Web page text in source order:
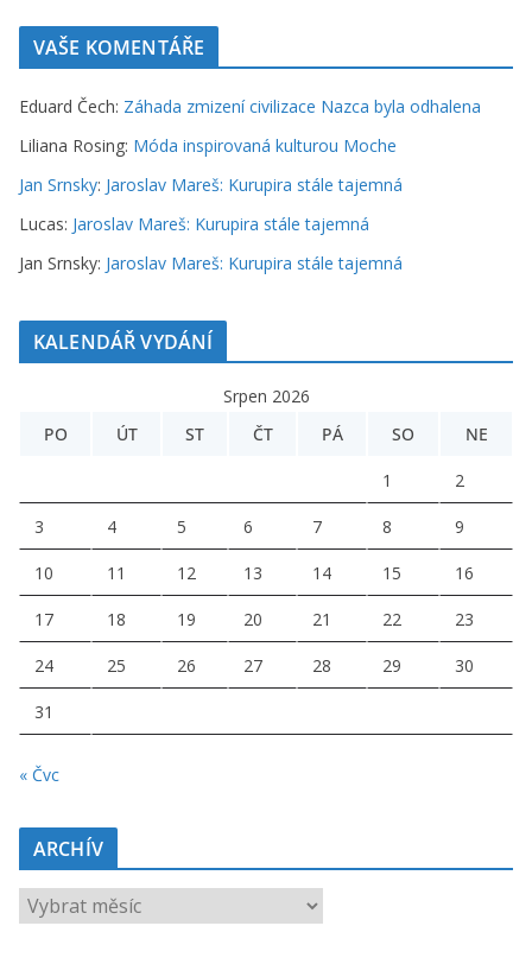
VAŠE KOMENTÁŘE
Eduard Čech: Záhada zmizení civilizace Nazca byla odhalena
Liliana Rosing: Móda inspirovaná kulturou Moche
Jan Srnsky: Jaroslav Mareš: Kurupira stále tajemná
Lucas: Jaroslav Mareš: Kurupira stále tajemná
Jan Srnsky: Jaroslav Mareš: Kurupira stále tajemná
KALENDÁŘ VYDÁNÍ
Srpen 2026
PO
ÚT ST ČT PÁ SO NE
1 2
3 4 5 6 7 8 9
10 11 12 13 14 15 16
17 18 19 20 21 22 23
24 25 26 27 28 29 30
31
« Čvc
ARCHÍV
ARCHÍV